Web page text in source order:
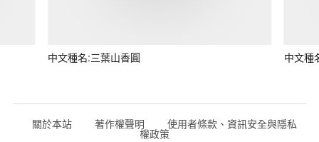
中文種名:三葉山香圓 中文種
關於本站 著作權聲明 使用者條款、資訊安全與隱私
權政策